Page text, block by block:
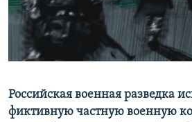
ПОДПИШИТЕСЬ НА РАССЫЛКУ
СОЦИАЛЬНЫЕ СЕТИ
Российская военная разведка
фиктивную частную военную